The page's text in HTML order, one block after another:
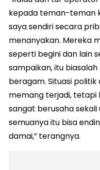
kepada teman-teman
saya sendiri secara
menanyakan. Mereka
seperti begini dan lain
sampaikan, itu
beragam. Situasi
memang terjadi, tetapi
sangat berusaha
semuanya itu bisa
damai,” terangnya.